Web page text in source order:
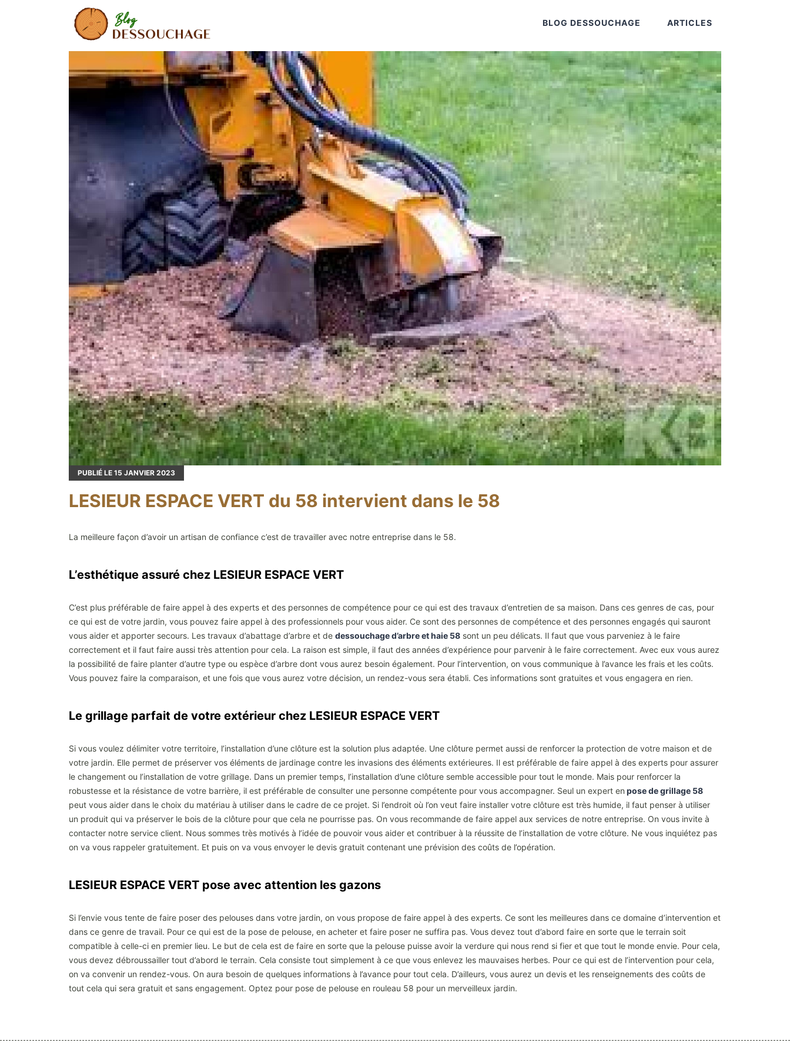
BLOG DESSOUCHAGE ARTICLES
PUBLIÉ LE 15 JANVIER 2023
LESIEUR ESPACE VERT du 58 intervient dans le 58
La meilleure façon d’avoir un artisan de confiance c’est de travailler avec notre entreprise dans le 58.
L’esthétique assuré chez LESIEUR ESPACE VERT
C’est plus préférable de faire appel à des experts et des personnes de compétence pour ce qui est des travaux d’entretien de sa maison. Dans ces genres de cas, pour
ce qui est de votre jardin, vous pouvez faire appel à des professionnels pour vous aider. Ce sont des personnes de compétence et des personnes engagés qui sauront
vous aider et apporter secours. Les travaux d’abattage d’arbre et de dessouchage d’arbre et haie 58 sont un peu délicats. Il faut que vous parveniez à le faire
correctement et il faut faire aussi très attention pour cela. La raison est simple, il faut des années d’expérience pour parvenir à le faire correctement. Avec eux vous aurez
la possibilité de faire planter d’autre type ou espèce d’arbre dont vous aurez besoin également. Pour l’intervention, on vous communique à l’avance les frais et les coûts.
Vous pouvez faire la comparaison, et une fois que vous aurez votre décision, un rendez-vous sera établi. Ces informations sont gratuites et vous engagera en rien.
Le grillage parfait de votre extérieur chez LESIEUR ESPACE VERT
Si vous voulez délimiter votre territoire, l’installation d’une clôture est la solution plus adaptée. Une clôture permet aussi de renforcer la protection de votre maison et de
votre jardin. Elle permet de préserver vos éléments de jardinage contre les invasions des éléments extérieures. Il est préférable de faire appel à des experts pour assurer
le changement ou l’installation de votre grillage. Dans un premier temps, l’installation d’une clôture semble accessible pour tout le monde. Mais pour renforcer la
robustesse et la résistance de votre barrière, il est préférable de consulter une personne compétente pour vous accompagner. Seul un expert en pose de grillage 58
peut vous aider dans le choix du matériau à utiliser dans le cadre de ce projet. Si l’endroit où l’on veut faire installer votre clôture est très humide, il faut penser à utiliser
un produit qui va préserver le bois de la clôture pour que cela ne pourrisse pas. On vous recommande de faire appel aux services de notre entreprise. On vous invite à
contacter notre service client. Nous sommes très motivés à l’idée de pouvoir vous aider et contribuer à la réussite de l’installation de votre clôture. Ne vous inquiétez pas
on va vous rappeler gratuitement. Et puis on va vous envoyer le devis gratuit contenant une prévision des coûts de l’opération.
LESIEUR ESPACE VERT pose avec attention les gazons
Si l’envie vous tente de faire poser des pelouses dans votre jardin, on vous propose de faire appel à des experts. Ce sont les meilleures dans ce domaine d’intervention et
dans ce genre de travail. Pour ce qui est de la pose de pelouse, en acheter et faire poser ne suffira pas. Vous devez tout d’abord faire en sorte que le terrain soit
compatible à celle-ci en premier lieu. Le but de cela est de faire en sorte que la pelouse puisse avoir la verdure qui nous rend si fier et que tout le monde envie. Pour cela,
vous devez débroussailler tout d’abord le terrain. Cela consiste tout simplement à ce que vous enlevez les mauvaises herbes. Pour ce qui est de l’intervention pour cela,
on va convenir un rendez-vous. On aura besoin de quelques informations à l’avance pour tout cela. D’ailleurs, vous aurez un devis et les renseignements des coûts de
tout cela qui sera gratuit et sans engagement. Optez pour pose de pelouse en rouleau 58 pour un merveilleux jardin.